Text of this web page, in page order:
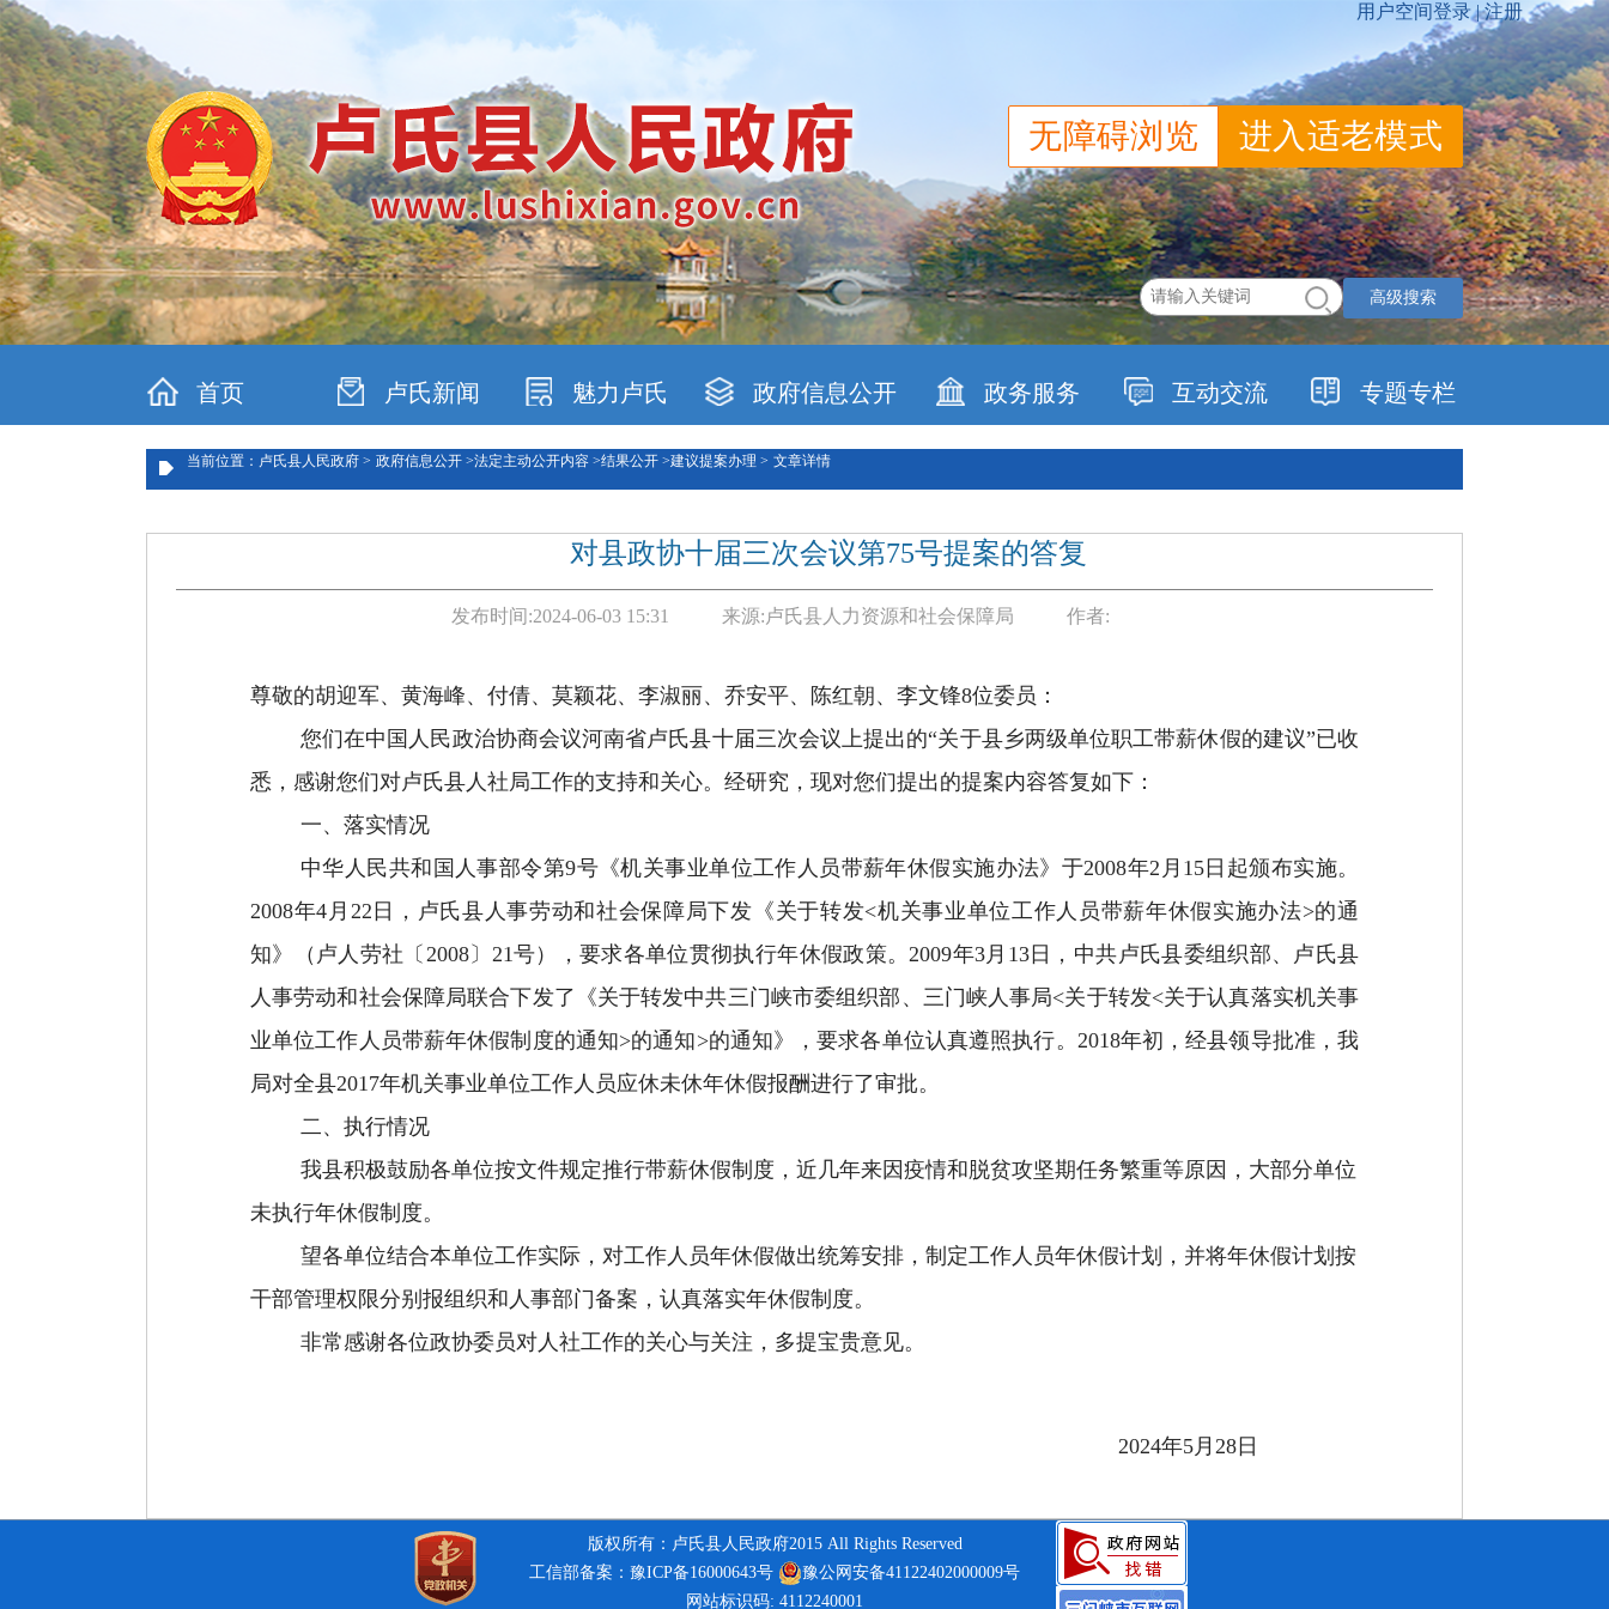
无障碍浏览 进入适老模式
高级搜索
首页 卢氏新闻 魅力卢氏 政府信息公开 政务服务 互动交流 专题专栏
当前位置：卢氏县人民政府 > 政府信息公开 >法定主动公开内容 >结果公开 >建议提案办理 > 文章详情
对县政协十届三次会议第75号提案的答复
发布时间:2024-06-03 15:31 来源:卢氏县人力资源和社会保障局 作者:
尊敬的胡迎军、黄海峰、付倩、莫颖花、李淑丽、乔安平、陈红朝、李文锋8位委员：
您们在中国人民政治协商会议河南省卢氏县十届三次会议上提出的“关于县乡两级单位职工带薪休假的建议”已收
悉，感谢您们对卢氏县人社局工作的支持和关心。经研究，现对您们提出的提案内容答复如下：
一、落实情况
中华人民共和国人事部令第9号《机关事业单位工作人员带薪年休假实施办法》于2008年2 月 15 日起颁布实施。
2008年4 月 22 日，卢氏县人事劳动和社会保障局下发《关于转发<机关事业单位工作人员带薪年休假实施办法>的通
知》（卢人劳社 〔 2008〕 21号），要求各单位贯彻执行年休假政策。2009年3月 13日，中共卢氏县委组织部、卢氏县
人事劳动和社会保障局联合下发了《关于转发中共三门峡市委组织部、三门峡人事局<关于转发<关于认真落实机关事
业单位工作人员带薪年休假制度的通知>的通知>的通知》，要求各单位认真遵照执行。 2018年初，经县领导批准，我
局对全县2017年机关事业单位工作人员应休未休年休假报酬进行了审批。
二、 执行情况
我县积极鼓励各单位按文件规定推行带薪休假制度， 近几年来因疫情和脱贫攻坚期任务繁重等原因 ， 大部分单位
未执行年休假制度。
望各单位结合本单位工作实际，对工作人员年休假做出统筹安排，制定工作人员年休假计划，并将年休假计划按
干部管理权限分别报组织和人事部门备案，认真落实年休假制度。
非常感谢各位政协委员对人社工作的关心与关注，多提宝贵意见。
2024年5月 28 日
版权所有：卢氏县人民政府2015 All Rights Reserved
工信部备案：豫ICP备16000643号
豫公网安备41122402000009号
网站标识码: 4112240001